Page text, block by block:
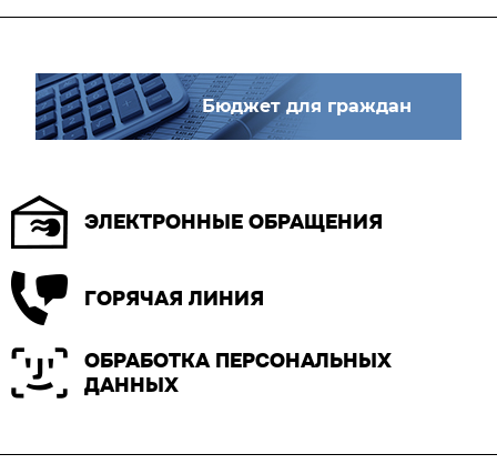
Бюджет для граждан
ЭЛЕКТРОННЫЕ ОБРАЩЕНИЯ
ГОРЯЧАЯ ЛИНИЯ
ОБРАБОТКА ПЕРСОНАЛЬНЫХ
ДАННЫХ